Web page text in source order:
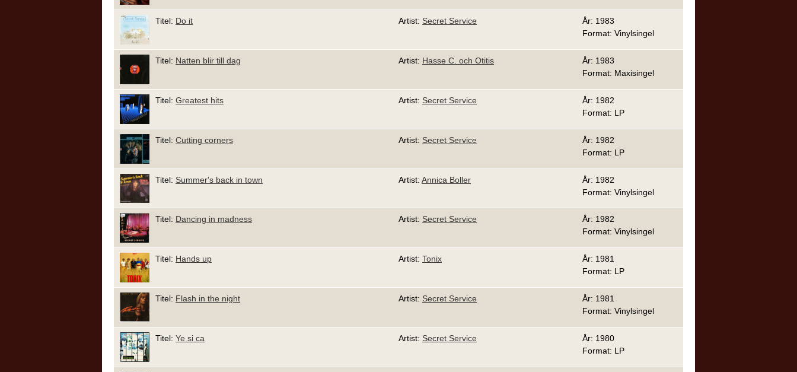
Titel: Do it Artist: Secret Service
År: 1983
Format: Vinylsingel
Titel: Natten blir till dag Artist: Hasse C. och Otitis
År: 1983
Format: Maxisingel
Titel: Greatest hits Artist: Secret Service
År: 1982
Format: LP
Titel: Cutting corners Artist: Secret Service
År: 1982
Format: LP
Titel: Summer's back in town Artist: Annica Boller
År: 1982
Format: Vinylsingel
Titel: Dancing in madness Artist: Secret Service
År: 1982
Format: Vinylsingel
Titel: Hands up Artist: Tonix
År: 1981
Format: LP
Titel: Flash in the night Artist: Secret Service
År: 1981
Format: Vinylsingel
Titel: Ye si ca Artist: Secret Service
År: 1980
Format: LP